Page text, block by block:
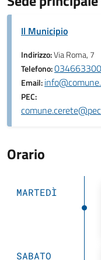
Il Municipio
Indirizzo:Via Roma, 7
Telefono:034663300
Email:
PEC:
Orario
MARTEDÌ
SABATO